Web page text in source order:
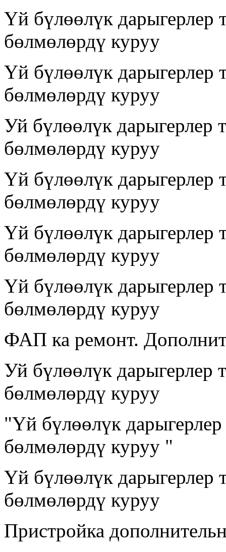
Үй бүлөөлүк дарыгерлер
бөлмөлөрдү куруу
Үй бүлөөлүк дарыгерлер
бөлмөлөрдү куруу
Уй бүлөөлүк дарыгерлер
бөлмөлөрдү куруу
Үй бүлөөлүк дарыгерлер
бөлмөлөрдү куруу
Үй бүлөөлүк дарыгерлер
бөлмөлөрдү куруу
Үй бүлөөлүк дарыгерлер
бөлмөлөрдү куруу
ФАП ка ремонт.
Уй бүлөөлүк дарыгерлер
бөлмөлөрдү куруу
"Үй бүлөөлүк
бөлмөлөрдү куруу "
Үй бүлөөлүк дарыгерлер
бөлмөлөрдү куруу
Пристройка